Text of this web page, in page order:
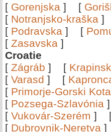
[ Gorenjska ] [
[ Notranjsko-kraška ]
[ Podravska ] [
[ Zasavska ]
Croatie
[ Zágráb ] [
[ Varasd ] [
[ Primorje-Gorski
[ Pozsega-Szlavónia
[ Vukovár-Szerém ]
[ Dubrovnik-Neretva ]